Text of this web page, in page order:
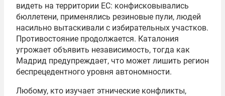
видеть на территории ЕС: конфисковывались
бюллетени, применялись резиновые пули, людей
насильно вытаскивали с избирательных участков.
Противостояние продолжается. Каталония
угрожает объявить независимость, тогда как
Мадрид предупреждает, что может лишить регион
беспрецедентного уровня автономности.
Любому, кто изучает этнические конфликты,